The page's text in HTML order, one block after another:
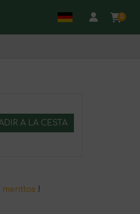
0
A LA CESTA
menttos !